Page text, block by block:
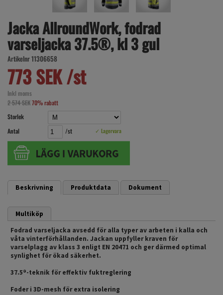
Jacka AllroundWork, fodrad
varseljacka 37.5®, kl 3 gul
Artikelnr 11306658
773 SEK /st
Inkl moms
2 574 SEK70% rabatt
Storlek
Antal
/st ✓ Lagervara
Beskrivning Produktdata Dokument
Multiköp
Fodrad varseljacka avsedd för alla typer av arbeten i kalla och
våta vinterförhållanden. Jackan uppfyller kraven för
varselplagg av klass 3 enligt EN 20471 och ger därmed optimal
synlighet för ökad säkerhet.
37.5®-teknik för effektiv fuktreglering
Foder i 3D-mesh för extra isolering